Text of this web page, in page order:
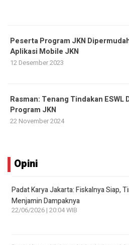
Peserta Program JKN
Aplikasi Mobile JKN
12 Desember 2023
Rasman: Tenang Tindakan ESWL
Program JKN
22 November 2024
Opini
Padat Karya Jakarta: Fiskalnya Siap,
Menjamin Dampaknya
22/06/2026 | 20:04 WIB